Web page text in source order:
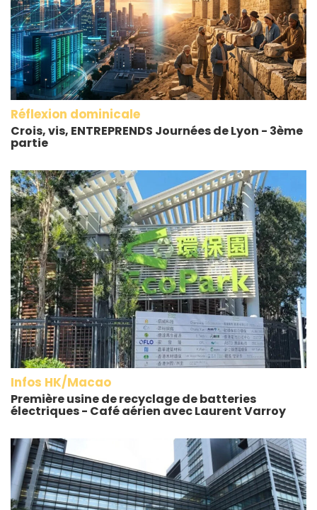
Réflexion dominicale
Crois, vis, ENTREPRENDS Journées de Lyon - 3ème
partie
Infos HK/Macao
Première usine de recyclage de batteries
électriques - Café aérien avec Laurent Varroy